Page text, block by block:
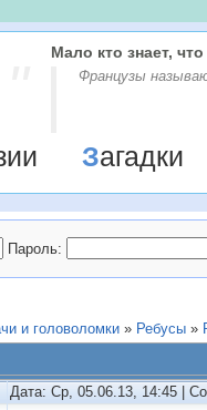
Мало кто знает, что
Французы
Загадки
Пароль:
и головоломки » Ребусы »
Дата: Ср, 05.06.13, 14:45 |